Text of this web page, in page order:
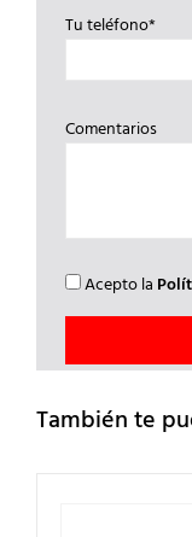
Tu teléfono*
Comentarios
Acepto la
También te